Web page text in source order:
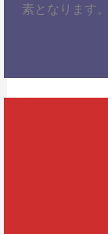
素となります。